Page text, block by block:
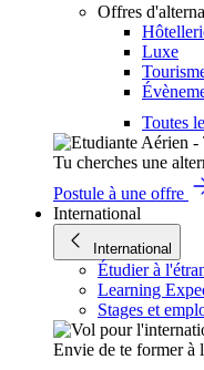
Offres
Luxe
Toutes
Tu cherches une
Postule à une offre
International
International
Étudier à
Learning
Stages et
Envie de te former à